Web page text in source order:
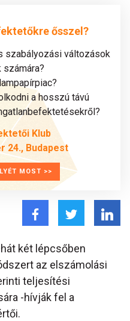
ősszel?
szabályozási változások
a hosszú távú
Klub
24., Budapest
MOST >>
két lépcsőben
az elszámolási
teljesítési
-hívják fel a